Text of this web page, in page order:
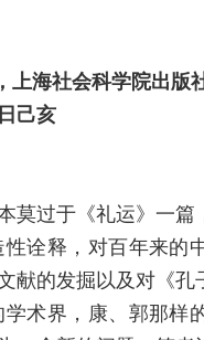
上海社会科学院出版
己亥
莫过于《礼运》一
诠释，对百年来的
献的发掘以及对《孔
术界，康、郭那样